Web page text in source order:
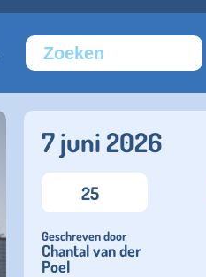
7 juni 2026
25
Geschreven door
Chantal van der
Poel